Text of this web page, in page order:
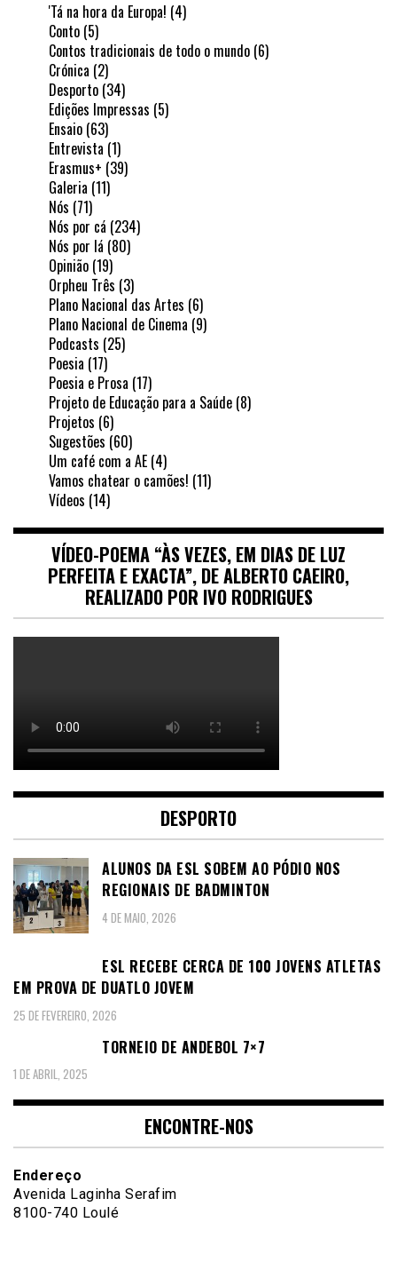
'Tá na hora da Europa! (4)
Conto (5)
Contos tradicionais de todo o mundo (6)
Crónica (2)
Desporto (34)
Edições Impressas (5)
Ensaio (63)
Entrevista (1)
Erasmus+ (39)
Galeria (11)
Nós (71)
Nós por cá (234)
Nós por lá (80)
Opinião (19)
Orpheu Três (3)
Plano Nacional das Artes (6)
Plano Nacional de Cinema (9)
Podcasts (25)
Poesia (17)
Poesia e Prosa (17)
Projeto de Educação para a Saúde (8)
Projetos (6)
Sugestões (60)
Um café com a AE (4)
Vamos chatear o camões! (11)
Vídeos (14)
VÍDEO-POEMA “ÀS VEZES, EM DIAS DE LUZ
PERFEITA E EXACTA”, DE ALBERTO CAEIRO,
REALIZADO POR IVO RODRIGUES
DESPORTO
ALUNOS DA ESL SOBEM AO PÓDIO NOS
REGIONAIS DE BADMINTON
4 DE MAIO, 2026
ESL RECEBE CERCA DE 100 JOVENS ATLETAS
EM PROVA DE DUATLO JOVEM
25 DE FEVEREIRO, 2026
TORNEIO DE ANDEBOL 7×7
1 DE ABRIL, 2025
ENCONTRE-NOS
Endereço
Avenida Laginha Serafim
8100-740 Loulé